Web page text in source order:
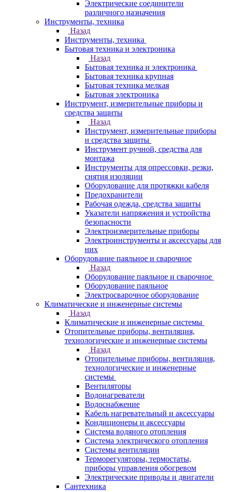
Электрические соединители
различного назначения
Инструменты, техника
Назад
Инструменты, техника
Бытовая техника и электроника
Назад
Бытовая техника и электроника
Бытовая техника крупная
Бытовая техника мелкая
Бытовая электроника
Инструмент, измерительные приборы и
средства защиты
Назад
Инструмент, измерительные приборы
и средства защиты
Инструмент ручной, средства для
монтажа
Инструменты для опрессовки, резки,
снятия изоляции
Оборудование для протяжки кабеля
Предохранители
Рабочая одежда, средства защиты
Указатели напряжения и устройства
безопасности
Электроизмерительные приборы
Электроинструменты и аксессуары для
них
Оборудование паяльное и сварочное
Назад
Оборудование паяльное и сварочное
Оборудование паяльное
Электросварочное оборудование
Климатические и инженерные системы
Назад
Климатические и инженерные системы
Отопительные приборы, вентиляция,
технологические и инженерные системы
Назад
Отопительные приборы, вентиляция,
технологические и инженерные
системы
Вентиляторы
Водонагреватели
Водоснабжение
Кабель нагревательный и аксессуары
Кондиционеры и аксессуары
Система водяного отопления
Система электрического отопления
Системы вентиляции
Терморегуляторы, термостаты,
приборы управления обогревом
Электрические приводы и двигатели
Сантехника